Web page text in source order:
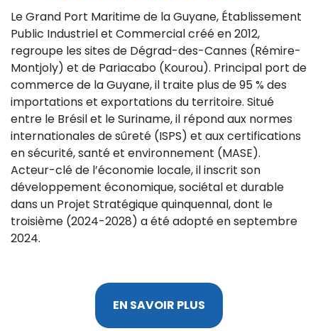
Le Grand Port Maritime de la Guyane, Établissement
Public Industriel et Commercial créé en 2012,
regroupe les sites de Dégrad-des-Cannes (Rémire-
Montjoly) et de Pariacabo (Kourou). Principal port de
commerce de la Guyane, il traite plus de 95 % des
importations et exportations du territoire. Situé
entre le Brésil et le Suriname, il répond aux normes
internationales de sûreté (ISPS) et aux certifications
en sécurité, santé et environnement (MASE).
Acteur-clé de l’économie locale, il inscrit son
développement économique, sociétal et durable
dans un Projet Stratégique quinquennal, dont le
troisième (2024-2028) a été adopté en septembre
2024.
EN SAVOIR PLUS